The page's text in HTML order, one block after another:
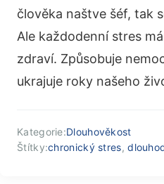
člověka naštve šéf, tak
Ale každodenní stres
zdraví. Způsobuje
ukrajuje roky našeho
Kategorie:Dlouhověkost
Štítky:chronický stres,